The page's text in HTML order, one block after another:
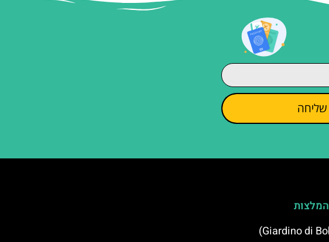
שליחה
המלצות